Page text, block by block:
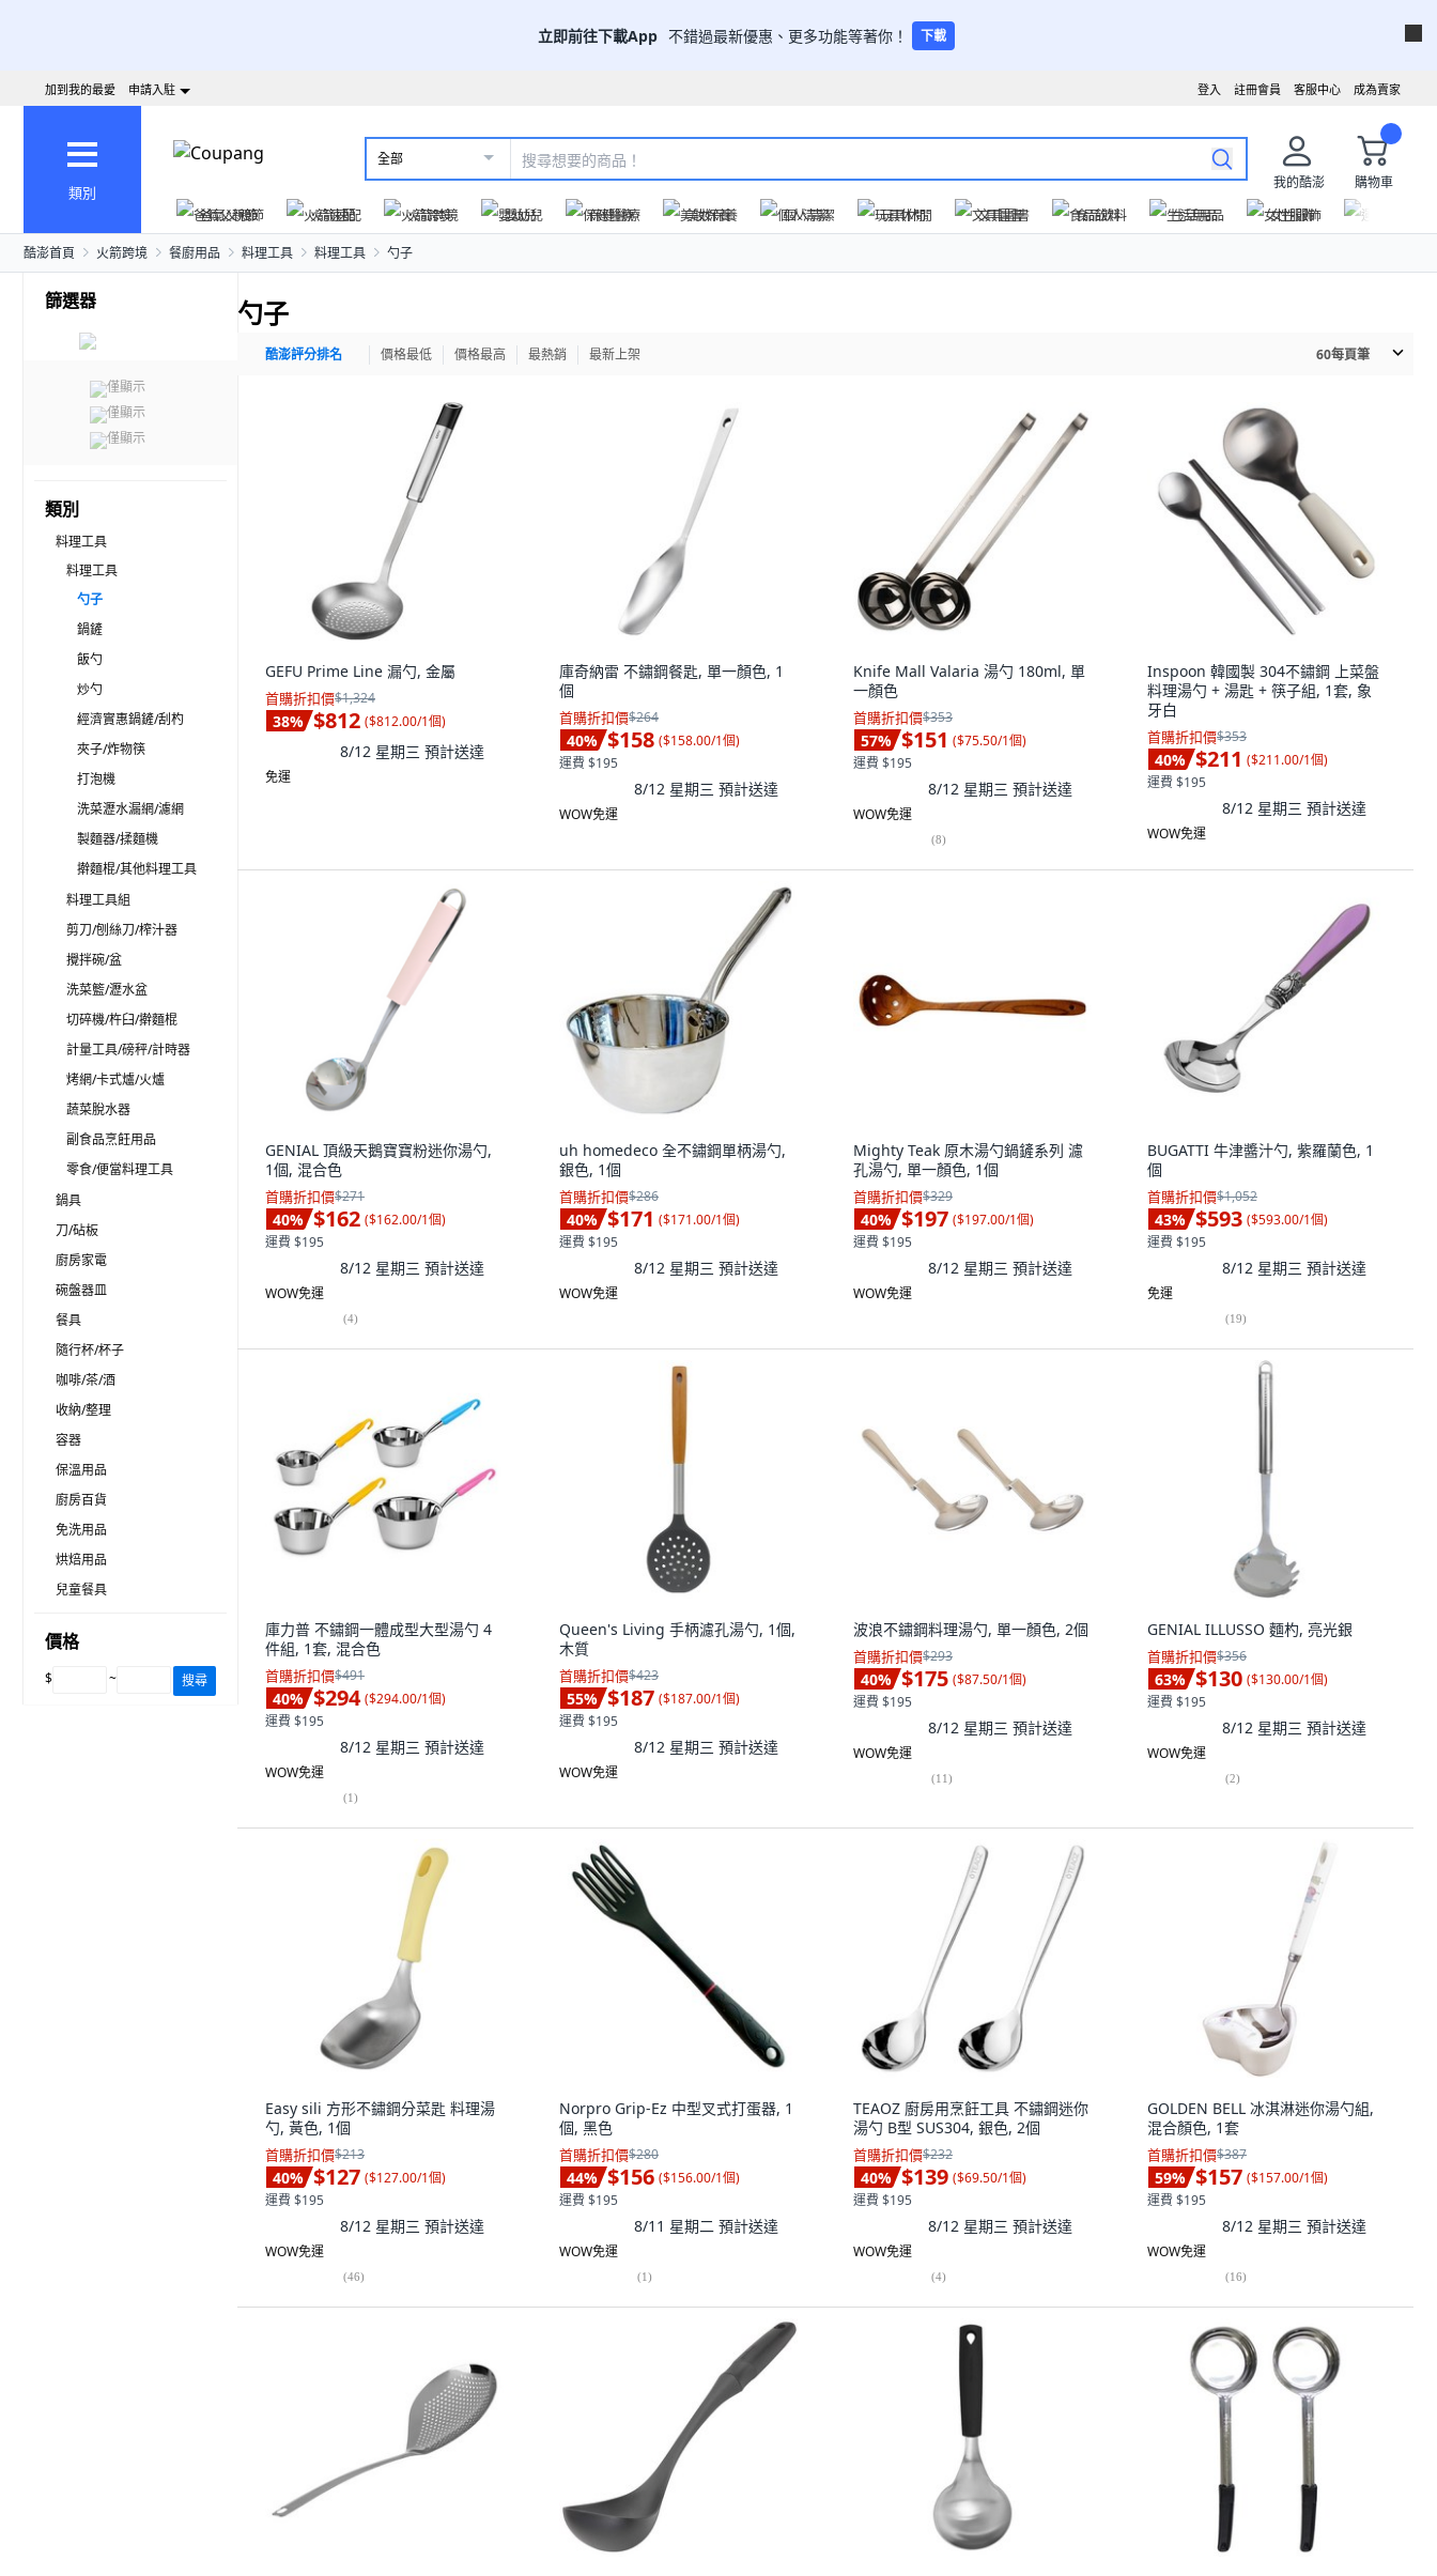
立即前往下載App 不錯過最新優惠、更多功能等著你！ 下載
成為賣家
客服中心
註冊會員
登入
加到我的最愛 申請入駐
類別
全部
我的酷澎
購物車
爸氣父親節
火箭速配 火箭跨境 嬰幼兒 保健醫療 美妝保養 個人清潔 玩具休閒 文具圖書 食品飲料 生活用品 女性服飾
酷澎首頁 火箭跨境 餐廚用品 料理工具 料理工具 勺子
篩選器
僅顯示
僅顯示
僅顯示
類別
料理工具
料理工具
勺子
鍋鏟
飯勺
炒勺
經濟實惠鍋鏟/刮杓
夾子/炸物筷
打泡機
洗菜瀝水漏網/濾網
製麵器/揉麵機
擀麵棍/其他料理工具
料理工具組
剪刀/刨絲刀/榨汁器
攪拌碗/盆
洗菜籃/瀝水盆
切碎機/杵臼/擀麵棍
計量工具/磅秤/計時器
烤網/卡式爐/火爐
蔬菜脫水器
副食品烹飪用品
零食/便當料理工具
鍋具
刀/砧板
廚房家電
碗盤器皿
餐具
隨行杯/杯子
咖啡/茶/酒
收納/整理
容器
保溫用品
廚房百貨
免洗用品
烘焙用品
兒童餐具
價格
$ ~ 搜尋
勺子
酷澎評分排名 價格最低 價格最高 最熱銷 最新上架 60每頁筆
GEFU Prime Line 漏勺, 金屬
首購折扣價$1,324
38% $812 ($812.00/1個)
8/12 星期三 預計送達
免運
庫奇納雷 不鏽鋼餐匙, 單一顏色, 1
個
首購折扣價$264
40% $158 ($158.00/1個)
運費 $195
8/12 星期三 預計送達
WOW免運
Knife Mall Valaria 湯勺 180ml, 單
一顏色
首購折扣價$353
57% $151 ($75.50/1個)
運費 $195
8/12 星期三 預計送達
WOW免運
(8)
Inspoon 韓國製 304不鏽鋼 上菜盤
料理湯勺 + 湯匙 + 筷子組, 1套, 象
牙白
首購折扣價$353
40% $211 ($211.00/1個)
運費 $195
8/12 星期三 預計送達
WOW免運
GENIAL 頂級天鵝寶寶粉迷你湯勺,
1個, 混合色
首購折扣價$271
40% $162 ($162.00/1個)
運費 $195
8/12 星期三 預計送達
WOW免運
(4)
uh homedeco 全不鏽鋼單柄湯勺,
銀色, 1個
首購折扣價$286
40% $171 ($171.00/1個)
運費 $195
8/12 星期三 預計送達
WOW免運
Mighty Teak 原木湯勺鍋鏟系列 濾
孔湯勺, 單一顏色, 1個
首購折扣價$329
40% $197 ($197.00/1個)
運費 $195
8/12 星期三 預計送達
WOW免運
BUGATTI 牛津醬汁勺, 紫羅蘭色, 1
個
首購折扣價$1,052
43% $593 ($593.00/1個)
運費 $195
8/12 星期三 預計送達
免運
(19)
庫力普 不鏽鋼一體成型大型湯勺 4
件組, 1套, 混合色
首購折扣價$491
40% $294 ($294.00/1個)
運費 $195
8/12 星期三 預計送達
WOW免運
(1)
Queen's Living 手柄濾孔湯勺, 1個,
木質
首購折扣價$423
55% $187 ($187.00/1個)
運費 $195
8/12 星期三 預計送達
WOW免運
波浪不鏽鋼料理湯勺, 單一顏色, 2個
首購折扣價$293
40% $175 ($87.50/1個)
運費 $195
8/12 星期三 預計送達
WOW免運
(11)
GENIAL ILLUSSO 麵杓, 亮光銀
首購折扣價$356
63% $130 ($130.00/1個)
運費 $195
8/12 星期三 預計送達
WOW免運
(2)
Easy sili 方形不鏽鋼分菜匙 料理湯
勺, 黃色, 1個
首購折扣價$213
40% $127 ($127.00/1個)
運費 $195
8/12 星期三 預計送達
WOW免運
(46)
Norpro Grip-Ez 中型叉式打蛋器, 1
個, 黑色
首購折扣價$280
44% $156 ($156.00/1個)
運費 $195
8/11 星期二 預計送達
WOW免運
(1)
TEAOZ 廚房用烹飪工具 不鏽鋼迷你
湯勺 B型 SUS304, 銀色, 2個
首購折扣價$232
40% $139 ($69.50/1個)
運費 $195
8/12 星期三 預計送達
WOW免運
(4)
GOLDEN BELL 冰淇淋迷你湯勺組,
混合顏色, 1套
首購折扣價$387
59% $157 ($157.00/1個)
運費 $195
8/12 星期三 預計送達
WOW免運
(16)